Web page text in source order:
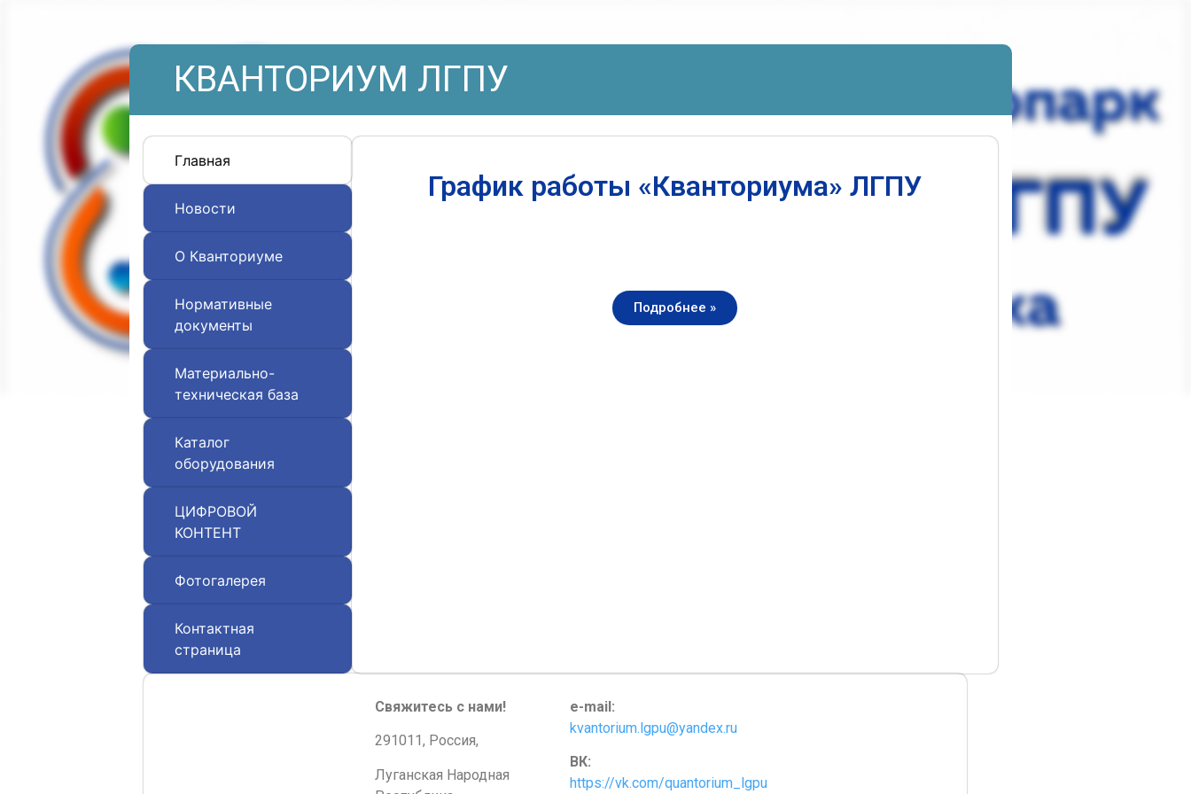
КВАНТОРИУМ ЛГПУ
Главная
Новости
О Кванториуме
Нормативные
документы
Материально-
техническая база
Каталог
оборудования
ЦИФРОВОЙ
КОНТЕНТ
Фотогалерея
Контактная
страница
График работы «Кванториума» ЛГПУ
Подробнее »
Свяжитесь с нами!
291011, Россия,
Луганская Народная
e-mail:
kvantorium.lgpu@yandex.ru
ВК:
https://vk.com/quantorium_lgpu